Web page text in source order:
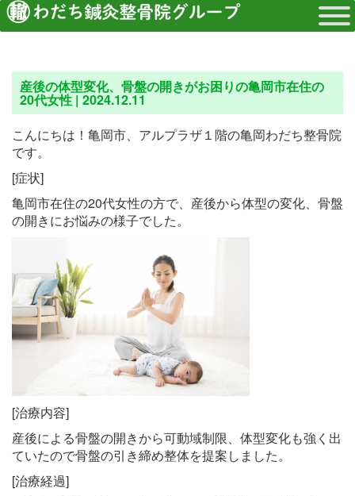
産後の体型変化、骨盤の開きがお困りの亀岡市在住の
20代女性 | 2024.12.11
こんにちは！亀岡市、アルプラザ１階の亀岡わだち整骨院
です。
[症状]
亀岡市在住の20代女性の方で、産後から体型の変化、骨盤
の開きにお悩みの様子でした。
[治療内容]
産後による骨盤の開きから可動域制限、体型変化も強く出
ていたので骨盤の引き締め整体を提案しました。
[治療経過]